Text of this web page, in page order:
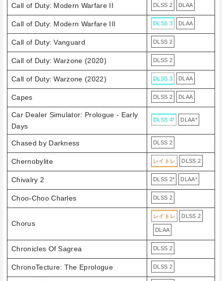
Call of Duty: Modern Warfare II DLSS 2 DLAA
Call of Duty: Modern Warfare III DLSS 3 DLAA
Call of Duty: Vanguard DLSS 2
Call of Duty: Warzone (2020) DLSS 2
Call of Duty: Warzone (2022) DLSS 3 DLAA
Capes DLSS 2 DLAA
Car Dealer Simulator: Prologue - Early
Days
DLSS 4* DLAA*
Chased by Darkness DLSS 2
Chernobylite レイトレ DLSS 2
Chivalry 2 DLSS 2* DLAA*
Choo-Choo Charles DLSS 2
Chorus
レイトレ DLSS 2
DLAA
Chronicles Of Sagrea DLSS 2
ChronoTecture: The Eprologue DLSS 2